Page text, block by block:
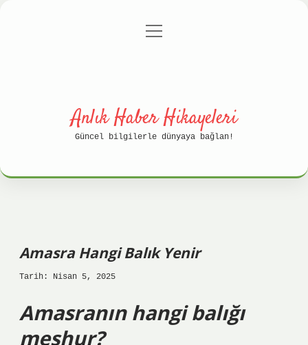
Gizlilik Politikası
menüyü
Anlık Haber Hikayeleri
Güncel bilgilerle dünyaya bağlan!
Amasra Hangi Balık Yenir
Tarih: Nisan 5, 2025
Amasranın hangi balığı
meşhur?